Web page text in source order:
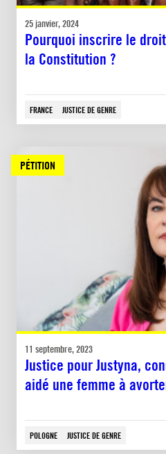
25 janvier, 2024
Pourquoi inscrire le
la Constitution ?
FRANCE JUSTICE DE GENRE
PÉTITION
11 septembre, 2023
Justice pour Justyna,
aidé une femme à
POLOGNE JUSTICE DE GENRE